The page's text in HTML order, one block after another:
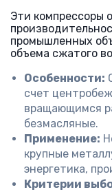
Эти компрессоры
промышленных
объема сжатого
Особенности:
счет
вращающимся
безмасляные.
Применение:
крупные
энергетика,
Критерии